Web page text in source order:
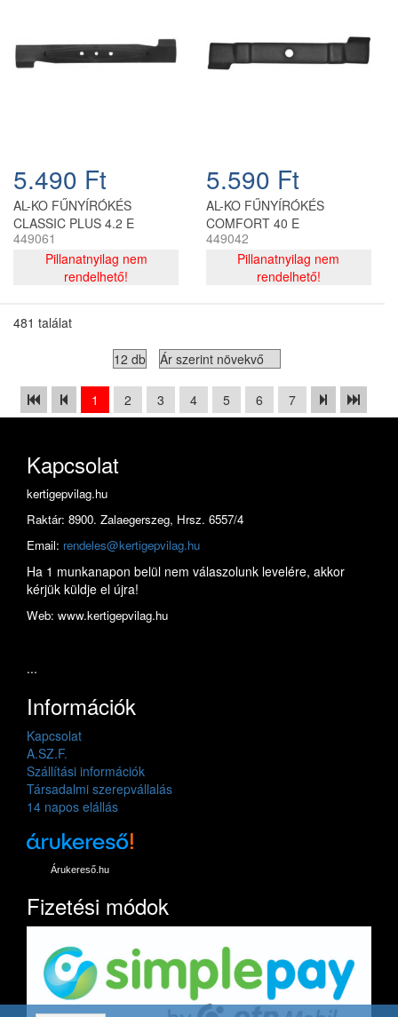
5.490 Ft
AL-KO FŰNYÍRÓKÉS
CLASSIC PLUS 4.2 E
449061
Pillanatnyilag nem
rendelhető!
5.590 Ft
AL-KO FŰNYÍRÓKÉS
COMFORT 40 E
449042
Pillanatnyilag nem
rendelhető!
481 találat
1 2 3 4 5 6 7
Kapcsolat
kertigepvilag.hu
Raktár: 8900. Zalaegerszeg, Hrsz. 6557/4
Email: rendeles@kertigepvilag.hu
Ha 1 munkanapon belül nem válaszolunk levelére, akkor
kérjük küldje el újra!
Web: www.kertigepvilag.hu
...
Információk
Kapcsolat
A.SZ.F.
Szállítási információk
Társadalmi szerepvállalás
14 napos elállás
Árukereső.hu
Fizetési módok